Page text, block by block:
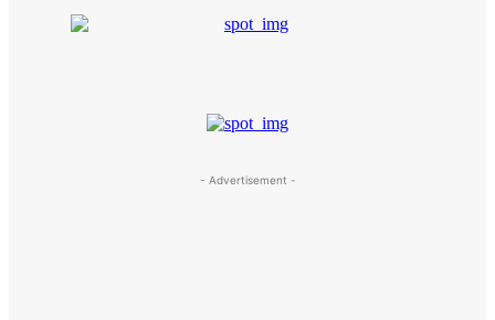
- Advertisement -